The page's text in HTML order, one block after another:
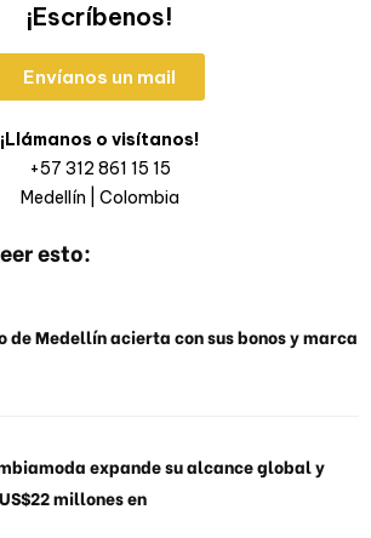
¡Escríbenos!
Envíanos un mail
¡Llámanos o visítanos!
+57 312 861 15 15
Medellín | Colombia
esto:
de Medellín acierta con sus bonos y marca
expande su alcance global y
millones en